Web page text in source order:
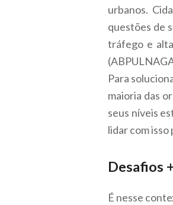
urbanos.
questões de
tráfego e
Para
maioria das
seus níveis
lidar com isso
Desafios
É nesse